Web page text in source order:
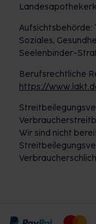
Aufsichtsbehörde:
Soziales,
Seelenbinder-
Berufsrechtliche
https://
Wir sind nicht